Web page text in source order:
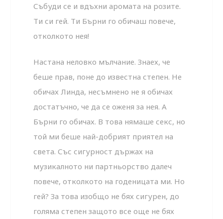
Събуди се и вдъхни аромата на розите.
Ти си гей. Ти Бърни го обичаш повече,
отколкото нея!
Настана неловко мълчание. Знаех, че
беше прав, поне до известна степен. Не
обичах Линда, несъмнено не я обичах
достатъчно, че да се оженя за нея. А
Бърни го обичах. В това нямаше секс, но
той ми беше най-добрият приятел на
света. Със сигурност държах на
музикалното ни партньорство далеч
повече, отколкото на годеницата ми. Но
гей? За това изобщо не бях сигурен, до
голяма степен защото все още не бях